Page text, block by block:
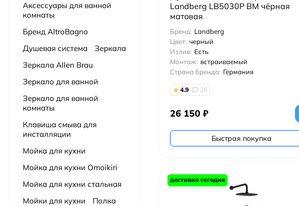
Landberg LB5030P BM чёрная
матовая
Бренд: Landberg
Цвет: черный
Излив: Есть
Монтаж: встраиваемый
Страна бренда: Германия
4.9 26
26 150 ₽
Быстрая покупка
доставка сегодня
14 000₽
9 900₽
Аксессуары для ванной
комнаты
Бренд AltroBagno
Душевая система
Зеркала
Зеркала Allen Brau
Зеркало для ванной
Зеркало для ванной
комнаты
Клавиша смыва для
инсталляции
Мойка для кухни
Мойка для кухни Omoikiri
Мойка для кухни стальная
Мойки для кухни
Полка